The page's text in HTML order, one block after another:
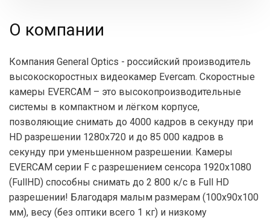
О компании
Компания General Optics - российский производитель
высокоскоростных видеокамер Evercam. Скоростные
камеры EVERCAM – это высокопроизводительные
системы в компактном и лёгком корпусе,
позволяющие снимать до 4000 кадров в секунду при
HD разрешении 1280х720 и до 85 000 кадров в
секунду при уменьшенном разрешении. Камеры
EVERCAM серии F с разрешением сенсора 1920х1080
(FullHD) способны снимать до 2 800 к/c в Full HD
разрешении! Благодаря малым размерам (100х90х100
мм), весу (без оптики всего 1 кг) и низкому